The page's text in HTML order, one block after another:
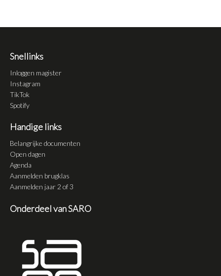
Snellinks
Inloggen magister
Instagram
TikTok
Spotify
Handige links
Belangrijke documenten
Open dagen
Agenda
Aanmelden brugklas
Aanmelden jaar 2 of 3
Onderdeel van SARO